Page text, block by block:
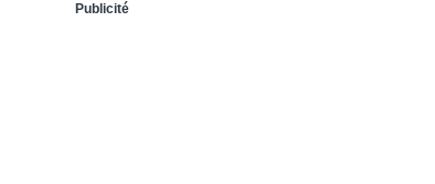
Publicité